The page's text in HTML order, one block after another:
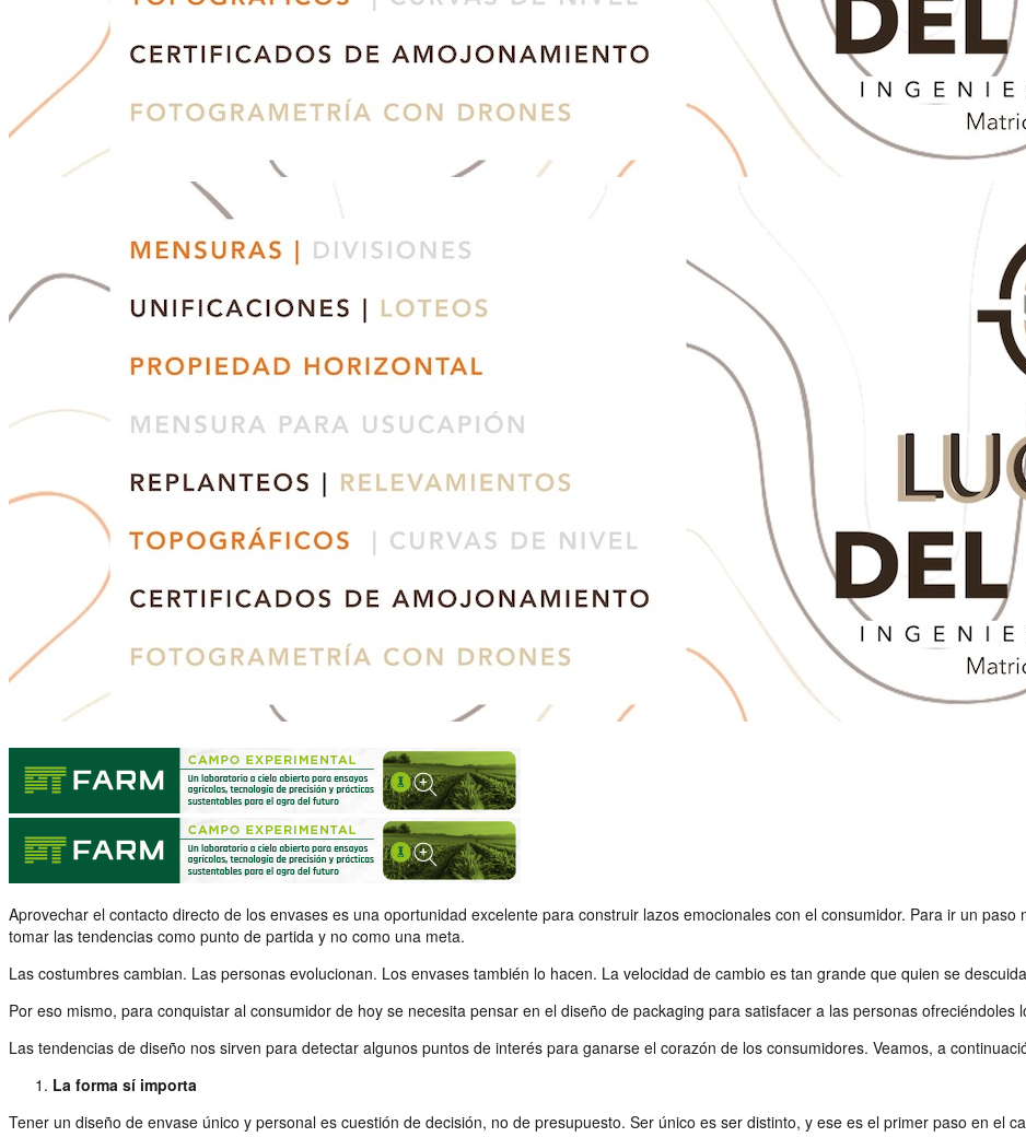
Aprovechar el contacto directo de los envases es una oportunidad excelente para construir lazos emocionales con el consumidor. Para ir un
tomar las tendencias como punto de partida y no como una meta.
Las costumbres cambian. Las personas evolucionan. Los envases también lo hacen. La velocidad de cambio es tan grande que quien se
Por eso mismo, para conquistar al consumidor de hoy se necesita pensar en el diseño de packaging para satisfacer a las personas
Las tendencias de diseño nos sirven para detectar algunos puntos de interés para ganarse el corazón de los consumidores. Veamos, a
La forma sí importa
Tener un diseño de envase único y personal es cuestión de decisión, no de presupuesto. Ser único es ser distinto, y ese es el primer paso en el